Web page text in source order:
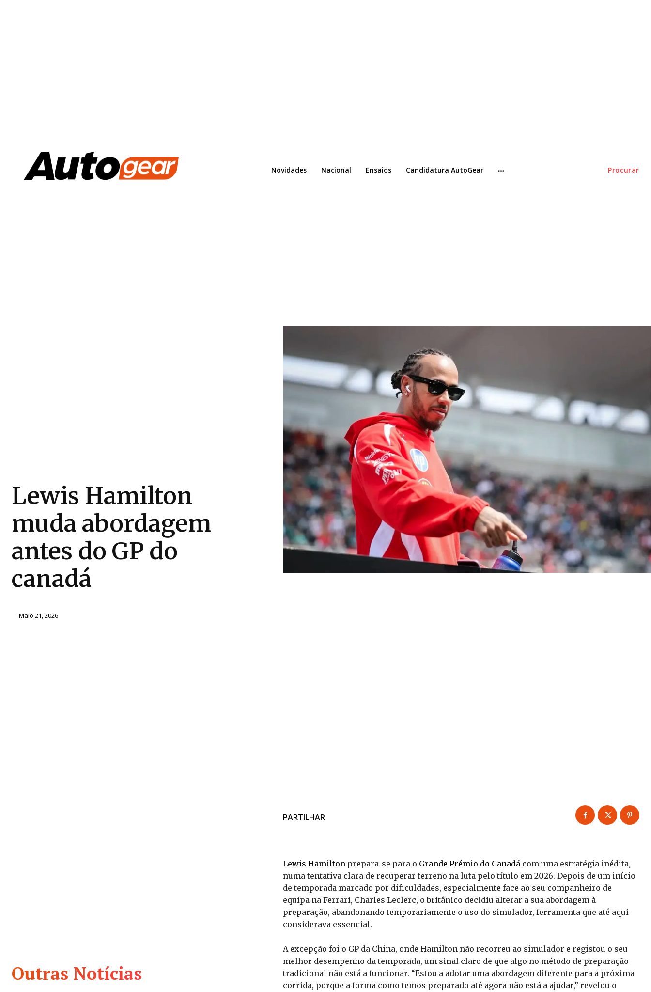
Procurar
Novidades Nacional Ensaios Candidatura AutoGear
Lewis Hamilton
muda abordagem
antes do GP do
canadá
Maio 21, 2026
Outras Notícias
PARTILHAR
Lewis Hamilton prepara-se para o Grande Prémio do Canadá com uma estratégia inédita,
numa tentativa clara de recuperar terreno na luta pelo título em 2026. Depois de um início
de temporada marcado por dificuldades, especialmente face ao seu companheiro de
equipa na Ferrari, Charles Leclerc, o britânico decidiu alterar a sua abordagem à
preparação, abandonando temporariamente o uso do simulador, ferramenta que até aqui
considerava essencial.
A excepção foi o GP da China, onde Hamilton não recorreu ao simulador e registou o seu
melhor desempenho da temporada, um sinal claro de que algo no método de preparação
tradicional não está a funcionar. “Estou a adotar uma abordagem diferente para a próxima
corrida, porque a forma como temos preparado até agora não está a ajudar,” revelou o